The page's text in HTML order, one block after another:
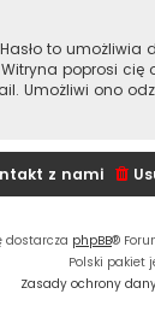
to umożliwia
Witryna poprosi
Umożliwi ono
z nami
dostarcza phpBB®
Polski pakiet
Zasady ochrony